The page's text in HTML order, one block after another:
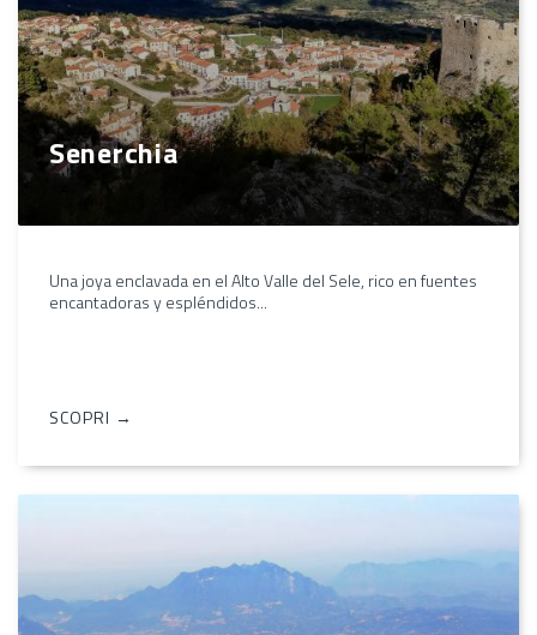
Senerchia
Una joya enclavada en el Alto Valle del Sele, rico en fuentes
encantadoras y espléndidos...
SCOPRI →